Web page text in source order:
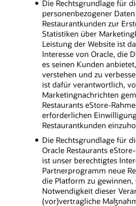
Die Rechtsgrundlage für
personenbezogener
Restaurantkunden zur
Statistiken über
Leistung der Website ist
Interesse von Oracle, die
es seinen Kunden
verstehen und zu
ist dafür verantwortlich,
Marketingnachrichten
Restaurants eStore-
erforderlichen
Restaurantkunden
Die Rechtsgrundlage für
Oracle Restaurants
ist unser berechtigtes
Partnerprogramm neue
die Platform zu gewinnen,
Notwendigkeit dieser
(vor)vertragliche